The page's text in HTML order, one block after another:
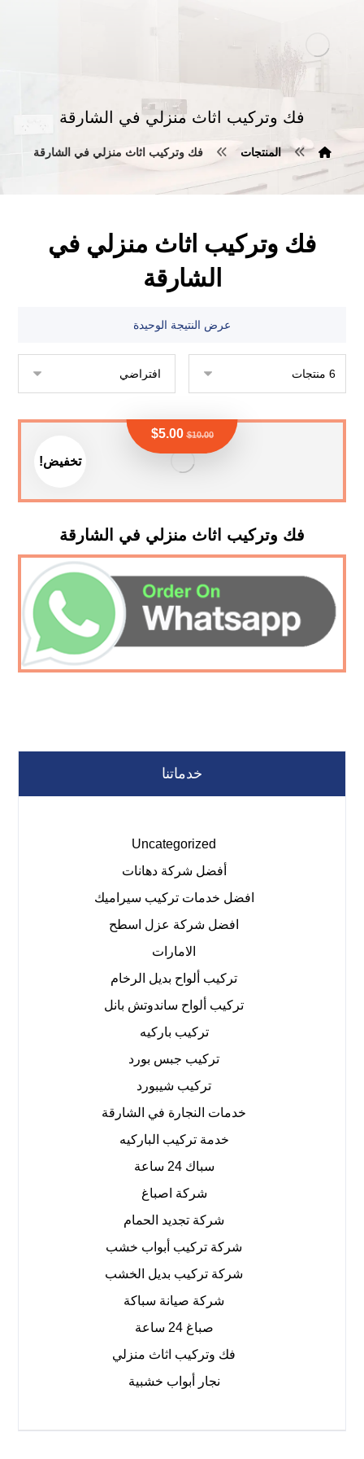
فك وتركيب اثاث منزلي في الشارقة
المنتجات فك وتركيب اثاث منزلي في الشارقة
فك وتركيب اثاث منزلي في
الشارقة
عرض النتيجة الوحيدة
تخفيض!
فك وتركيب اثاث منزلي في الشارقة
$10.00
$5.00
خدماتنا
Uncategorized
أفضل شركة دهانات
افضل خدمات تركيب سيراميك
افضل شركة عزل اسطح
الامارات
تركيب ألواح بديل الرخام
تركيب ألواح ساندوتش بانل
تركيب باركيه
تركيب جبس بورد
تركيب شيبورد
خدمات النجارة في الشارقة
خدمة تركيب الباركيه
سباك 24 ساعة
شركة اصباغ
شركة تجديد الحمام
شركة تركيب أبواب خشب
شركة تركيب بديل الخشب
شركة صيانة سباكة
صباغ 24 ساعة
فك وتركيب اثاث منزلي
نجار أبواب خشبية